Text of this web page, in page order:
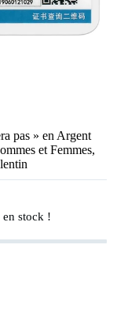
pas » en Argent
et Femmes,
en stock !